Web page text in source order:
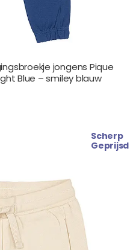
jongens Pique
Blue – smiley blauw
Scherp
Geprijsd